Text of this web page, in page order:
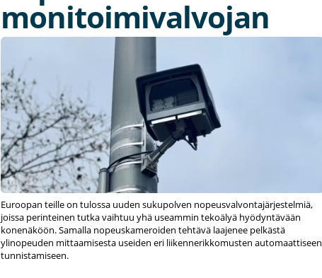
monitoimivalvojan
Euroopan teille on tulossa uuden sukupolven nopeusvalvontajärjestelmiä,
joissa perinteinen tutka vaihtuu yhä useammin tekoälyä hyödyntävään
konenäköön. Samalla nopeuskameroiden tehtävä laajenee pelkästä
ylinopeuden mittaamisesta useiden eri liikennerikkomusten automaattiseen
tunnistamiseen.